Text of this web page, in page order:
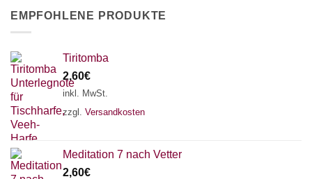
EMPFOHLENE PRODUKTE
Tiritomba
2,60€
inkl. MwSt.
zzgl. Versandkosten
Meditation 7 nach Vetter
2,60€